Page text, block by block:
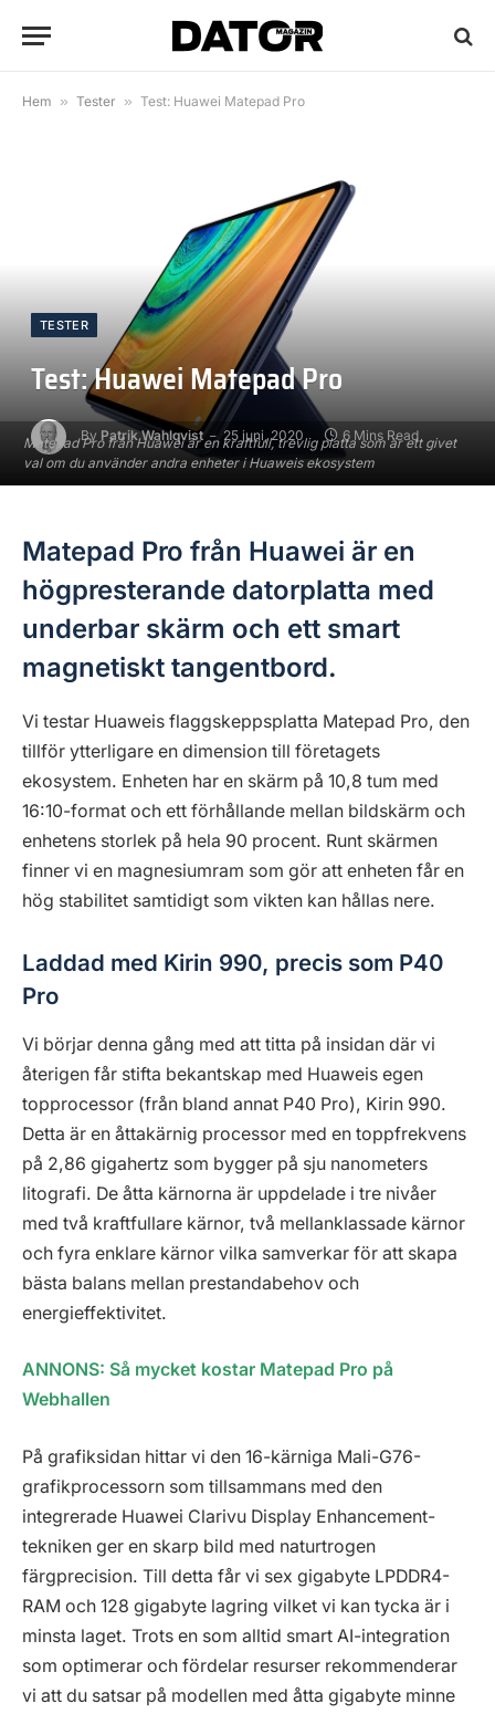
Hem » Tester » Test: Huawei Matepad Pro
Matepad Pro från Huawei är en kraftfull, trevlig platta som är ett givet
val om du använder andra enheter i Huaweis ekosystem
TESTER
Test: Huawei Matepad Pro
By Patrik Wahlqvist 25 juni, 2020 6 Mins Read
Matepad Pro från Huawei är en
högpresterande datorplatta med
underbar skärm och ett smart
magnetiskt tangentbord.
Vi testar Huaweis flaggskeppsplatta Matepad Pro, den
tillför ytterligare en dimension till företagets
ekosystem. Enheten har en skärm på 10,8 tum med
16:10-format och ett förhållande mellan bildskärm och
enhetens storlek på hela 90 procent. Runt skärmen
finner vi en magnesiumram som gör att enheten får en
hög stabilitet samtidigt som vikten kan hållas nere.
Laddad med Kirin 990, precis som P40
Pro
Vi börjar denna gång med att titta på insidan där vi
återigen får stifta bekantskap med Huaweis egen
topprocessor (från bland annat P40 Pro), Kirin 990.
Detta är en åttakärnig processor med en toppfrekvens
på 2,86 gigahertz som bygger på sju nanometers
litografi. De åtta kärnorna är uppdelade i tre nivåer
med två kraftfullare kärnor, två mellanklassade kärnor
och fyra enklare kärnor vilka samverkar för att skapa
bästa balans mellan prestandabehov och
energieffektivitet.
ANNONS: Så mycket kostar Matepad Pro på
Webhallen
På grafiksidan hittar vi den 16-kärniga Mali-G76-
grafikprocessorn som tillsammans med den
integrerade Huawei Clarivu Display Enhancement-
tekniken ger en skarp bild med naturtrogen
färgprecision. Till detta får vi sex gigabyte LPDDR4-
RAM och 128 gigabyte lagring vilket vi kan tycka är i
minsta laget. Trots en som alltid smart AI-integration
som optimerar och fördelar resurser rekommenderar
vi att du satsar på modellen med åtta gigabyte minne